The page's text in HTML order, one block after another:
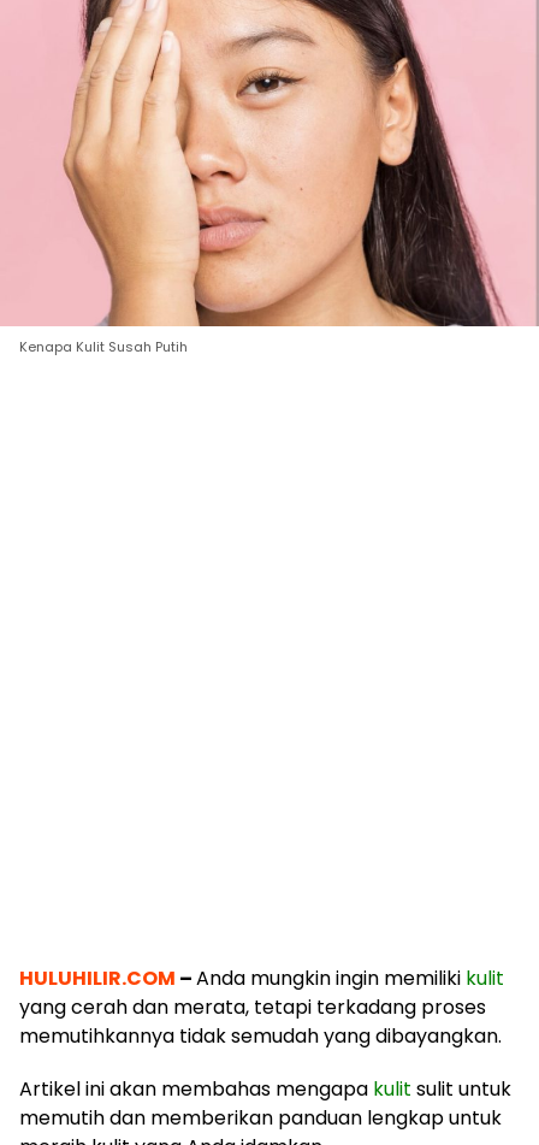
Kenapa Kulit Susah Putih
HULUHILIR.COM –Anda mungkin ingin memiliki kulit
yang cerah dan merata, tetapi terkadang proses
memutihkannya tidak semudah yang dibayangkan.
Artikel ini akan membahas mengapa kulit sulit untuk
memutih dan memberikan panduan lengkap untuk